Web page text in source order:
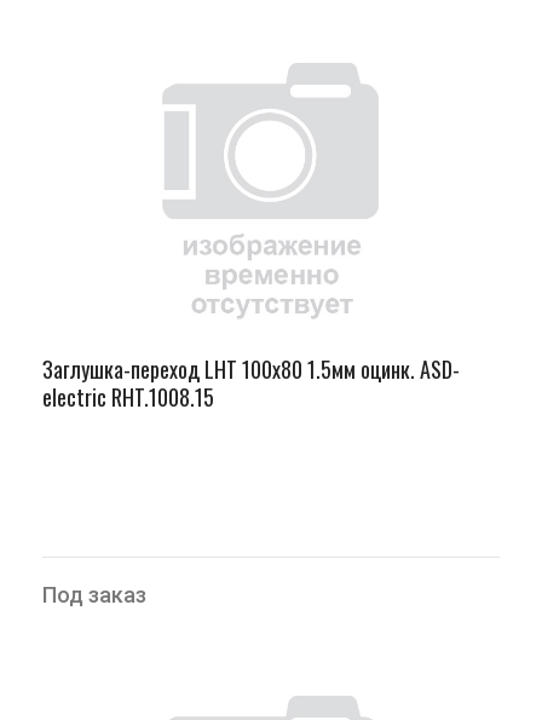
Заглушка-переход LHT 100х80 1.5мм оцинк. ASD-
electric RHT.1008.15
Под заказ